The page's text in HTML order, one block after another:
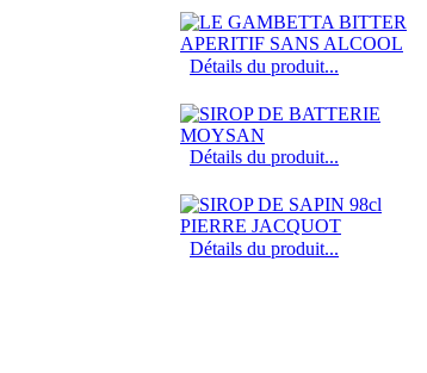
Détails du produit...
Détails du produit...
Détails du produit...